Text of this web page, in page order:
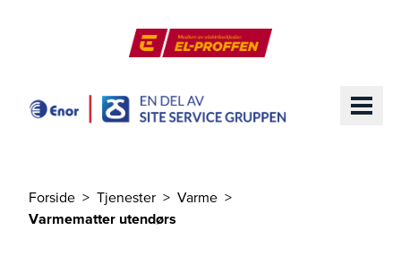
Du er her
Forside Tjenester
Varme
Varmematter utendørs